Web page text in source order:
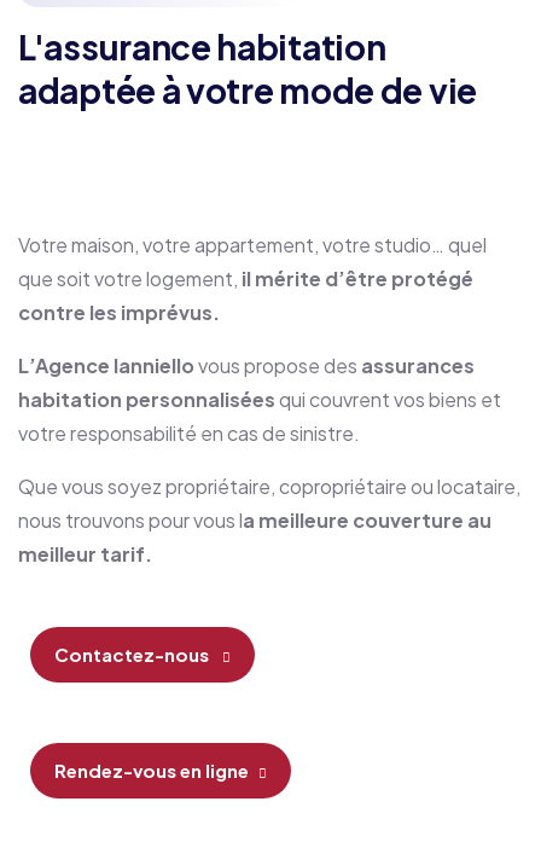
L'assurance habitation
adaptée à votre mode de vie
Votre maison, votre appartement, votre studio… quel
que soit votre logement, il mérite d’être protégé
contre les imprévus.
L’Agence Ianniellovous propose des assurances
habitation personnaliséesqui couvrent vos biens et
votre responsabilité en cas de sinistre.
Que vous soyez propriétaire, copropriétaire ou locataire,
nous trouvons pour vous la meilleure couverture au
meilleur tarif.
Contactez-nous
Rendez-vous en ligne